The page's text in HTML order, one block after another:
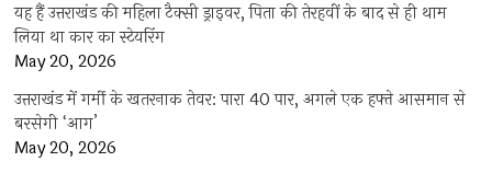
यह हैं उत्तराखंड की महिला टैक्सी ड्राइवर, पिता की तेरहवीं के बाद से ही थाम
लिया था कार का स्टेयरिंग
May 20, 2026
उत्तराखंड में गर्मी के खतरनाक तेवर: पारा 40 पार, अगले एक हफ्ते आसमान से
बरसेगी ‘आग’
May 20, 2026